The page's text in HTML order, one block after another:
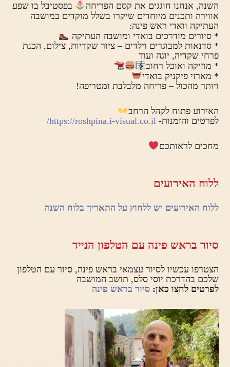
השנה, אנחנו חוגגים את קסם הפריחה
בפסטיבל בו שפע
אווירה ותכנים מיוחדים שיקרו בשלל מוקדים במושבה
העתיקה וואדי ראש פינה:
* סיורים מודרכים בואדי ומושבה העתיקה
* סדנאות למבוגרים וילדים – ציור שקדיות, צילום, הכנת
פרחי שקדיה, יוגה ועוד
* מוזיקה ואוכל רחוב
* מארזי פיקניק בואדי
ויותר מהכול – פריחה מלבלבת ומטריפה!
האירוע פתוח לקהל הרחב
לפרטים והזמנות-https://roshpina.i-visual.co.il/
מחכים לראותכם
ללוח האירועים
ללוח האירועים יש ללחוץ על התאריך בלוח השנה
סיור בראש פינה עם הטלפון הנייד
הצטרפו עכשיו לסיור עצמאי בראש פינה, סיור עם הטלפון
שלכם בהדרכת יוסי סלס, תושב המושבה
לפרטים לחצו כאן:סיור בראש פינה